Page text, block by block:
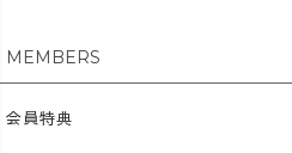
MEMBERS
会員特典